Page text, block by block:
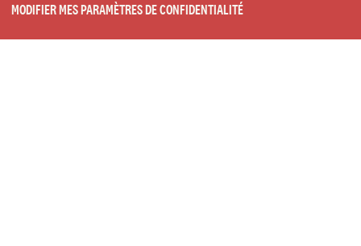
MODIFIER MES PARAMÈTRES DE CONFIDENTIALITÉ